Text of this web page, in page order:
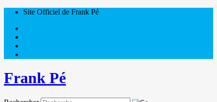
Site Officiel de Frank Pé
Frank Pé